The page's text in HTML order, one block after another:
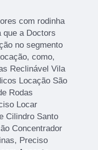
com rodinha
que a Doctors
no segmento
como,
Reclinável Vila
Locação São
Rodas
Locar
Cilindro Santo
Concentrador
Preciso